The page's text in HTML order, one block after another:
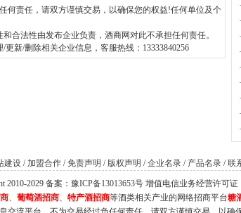
何责任，请双方谨慎交易，以确保您的权益!任何单位及个
合法性由发布企业负责，酒商网对此不承担任何责任。
新/删除相关企业信息，客服热线：13333840256
·
·
·
·
·
·
·
·
·
建设 /加盟合作 /免责声明 / 版权声明 /企业名录 / 产品名录 /联
2010-2029 备案： 豫ICP备13013653号增值电信业务经营许可证
、 葡萄酒招商、 特产酒招商等酒类相关产业的网络招商平台糖